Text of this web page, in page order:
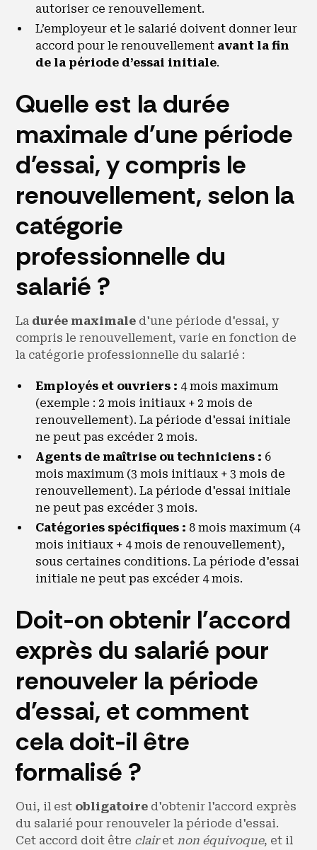
autoriser ce renouvellement.
L’employeur et le salarié doivent donner leur
accord pour le renouvellement avant la fin
de la période d’essai initiale.
Quelle est la durée
maximale d'une période
d'essai, y compris le
renouvellement, selon la
catégorie
professionnelle du
salarié ?
La durée maximale d'une période d'essai, y
compris le renouvellement, varie en fonction de
la catégorie professionnelle du salarié :
Employés et ouvriers : 4 mois maximum
(exemple : 2 mois initiaux + 2 mois de
renouvellement). La période d'essai initiale
ne peut pas excéder 2 mois.
Agents de maîtrise ou techniciens : 6
mois maximum (3 mois initiaux + 3 mois de
renouvellement). La période d'essai initiale
ne peut pas excéder 3 mois.
Catégories spécifiques : 8 mois maximum (4
mois initiaux + 4 mois de renouvellement),
sous certaines conditions. La période d'essai
initiale ne peut pas excéder 4 mois.
Doit-on obtenir l'accord
exprès du salarié pour
renouveler la période
d'essai, et comment
cela doit-il être
formalisé ?
Oui, il est obligatoire d'obtenir l'accord exprès
du salarié pour renouveler la période d'essai.
Cet accord doit être clairetnon équivoque, et il